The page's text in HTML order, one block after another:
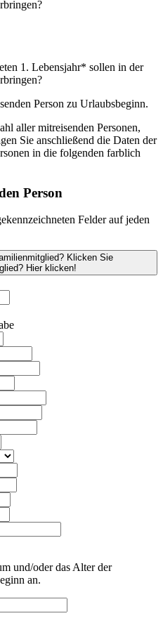
?
1. Lebensjahr* sollen in der
?
Person zu Urlaubsbeginn.
aller mitreisenden Personen,
Sie anschließend die Daten der
in die folgenden farblich
Person
Felder auf jeden
Klicken Sie
Hier klicken!
und/oder das Alter der
an.